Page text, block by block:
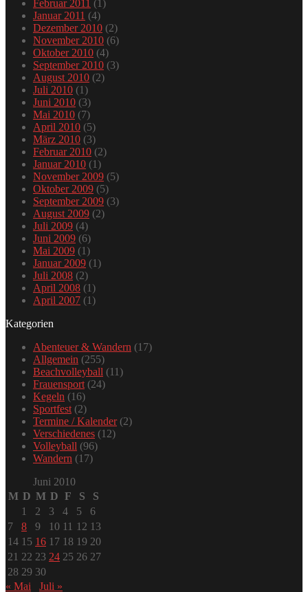
Februar 2011 (1)
Januar 2011 (4)
Dezember 2010 (2)
November 2010 (6)
Oktober 2010 (4)
September 2010 (3)
August 2010 (2)
Juli 2010 (1)
Juni 2010 (3)
Mai 2010 (7)
April 2010 (5)
März 2010 (3)
Februar 2010 (2)
Januar 2010 (1)
November 2009 (5)
Oktober 2009 (5)
September 2009 (3)
August 2009 (2)
Juli 2009 (4)
Juni 2009 (6)
Mai 2009 (1)
Januar 2009 (1)
Juli 2008 (2)
April 2008 (1)
April 2007 (1)
Kategorien
Abenteuer & Wandern (17)
Allgemein (255)
Beachvolleyball (11)
Frauensport (24)
Kegeln (16)
Sportfest (2)
Termine / Kalender(2)
Verschiedenes (12)
Volleyball (96)
Wandern (17)
Juni 2010
M D M D F S
S
1
2 3 4 5
6
7
8 9 10 11 12 13
14 15 16 17 18 19 20
21 22 23 24 25 26 27
28 29 30
« Mai
Juli »